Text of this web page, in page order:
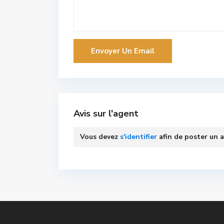
Avis sur l'agent
Vous devez s'identifier afin de poster un